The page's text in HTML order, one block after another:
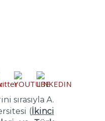
sırasıyla A.
(İkinci